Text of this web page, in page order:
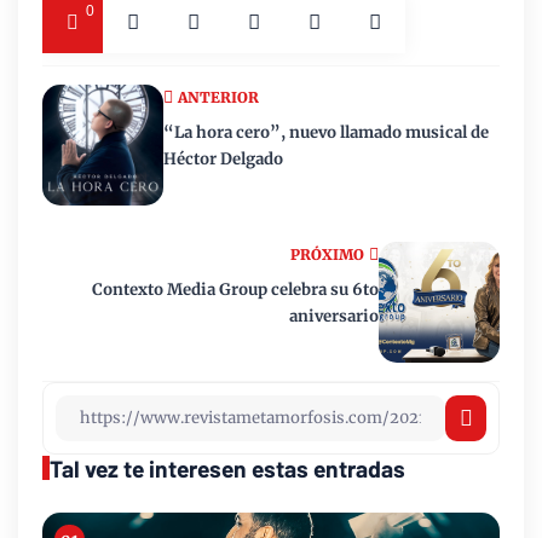
0
PRÓXIMO
Contexto Media Group celebra su 6to
aniversario
ANTERIOR
“La hora cero”, nuevo llamado musical de
Héctor Delgado
Tal vez te interesen estas entradas